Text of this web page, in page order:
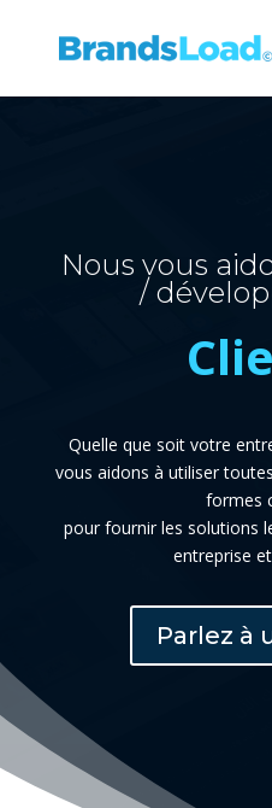
Nous vous
/
Quelle que soit votre
vous aidons à utiliser
formes
pour fournir les solutions
entreprise
Parlez à